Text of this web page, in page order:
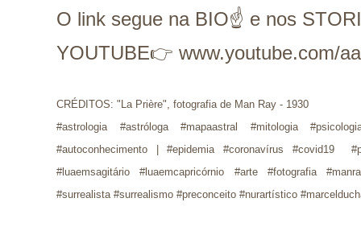
O link segue na BIO☝ e nos
YOUTUBE👉 www.youtube.com/
CRÉDITOS: "La Prière", fotografia de Man Ray - 1930
#astrologia #astróloga #mapaastral #mitologia
#autoconhecimento | #epidemia #coronavírus #covid19
#luaemsagitário #luaemcapricórnio #arte #fotografia
#surrealista #surrealismo #preconceito #nurartístico